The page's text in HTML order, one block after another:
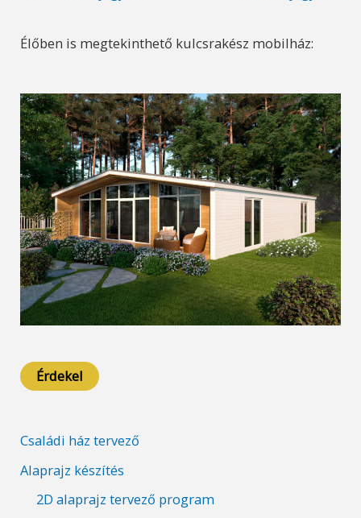
Élőben is megtekinthető kulcsrakész mobilház:
Érdekel
Családi ház tervező
Alaprajz készítés
2D alaprajz tervező program